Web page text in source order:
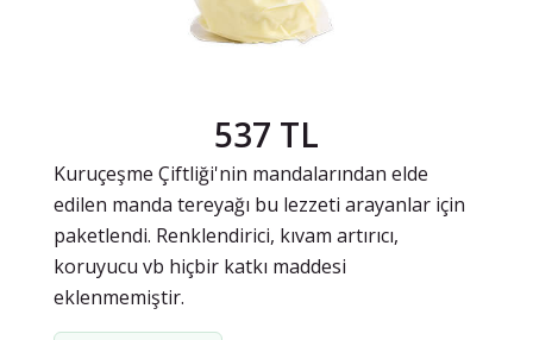
537 TL
Kuruçeşme Çiftliği'nin mandalarından elde
edilen manda tereyağı bu lezzeti arayanlar için
paketlendi. Renklendirici, kıvam artırıcı,
koruyucu vb hiçbir katkı maddesi
eklenmemiştir.